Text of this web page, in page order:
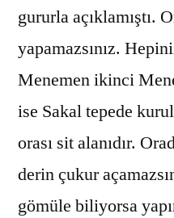
gururla açıklamıştı.
yapamazsınız.
Menemen ikinci
ise Sakal tepede
orası sit alanıdır.
derin çukur
gömüle biliyorsa